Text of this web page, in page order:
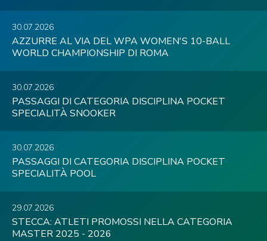
30.07.2026
AZZURRE AL VIA DEL WPA WOMEN'S 10-BALL
WORLD CHAMPIONSHIP DI ROMA
30.07.2026
PASSAGGI DI CATEGORIA DISCIPLINA POCKET
SPECIALITÀ SNOOKER
30.07.2026
PASSAGGI DI CATEGORIA DISCIPLINA POCKET
SPECIALITÀ POOL
29.07.2026
STECCA: ATLETI PROMOSSI NELLA CATEGORIA
MASTER 2025 - 2026